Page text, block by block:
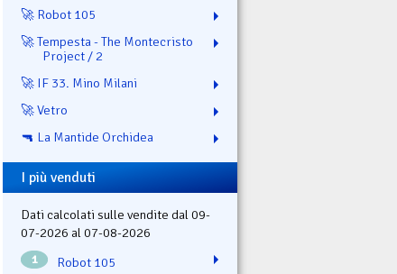
🚀 Robot 105
🚀 Tempesta - The Montecristo
Project / 2
🚀 IF 33. Mino Milani
🚀 Vetro
🔫 La Mantide Orchidea
I più venduti
Dati calcolati sulle vendite dal 09-
07-2026 al 07-08-2026
1 Robot 105